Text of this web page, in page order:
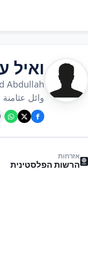
Abdullah
وائل
אזרחות
הרשות הפלסטינית